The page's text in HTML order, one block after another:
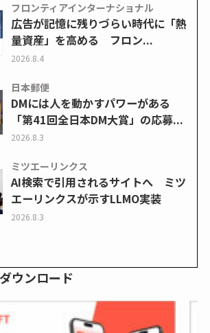
フロンティアインターナショナル
広告が記憶に残りづらい時代に「熱
量資産」を高める フロン...
2026.8.4
日本郵便
DMには人を動かすパワーがある
「第41回全日本DM大賞」の応募...
2026.8.3
ミツエーリンクス
AI検索で引用されるサイトへ ミツ
エーリンクスが示すLLMO実装
2026.8.3
ウンロード